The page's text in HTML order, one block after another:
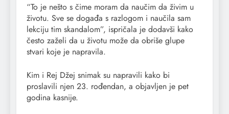
“To je nešto s čime moram da naučim da živim u
životu. Sve se događa s razlogom i naučila sam
lekciju tim skandalom”, ispričala je dodavši kako
često zaželi da u životu može da obriše glupe
stvari koje je napravila.
Kim i Rej Džej snimak su napravili kako bi
proslavili njen 23. rođendan, a objavljen je pet
godina kasnije.